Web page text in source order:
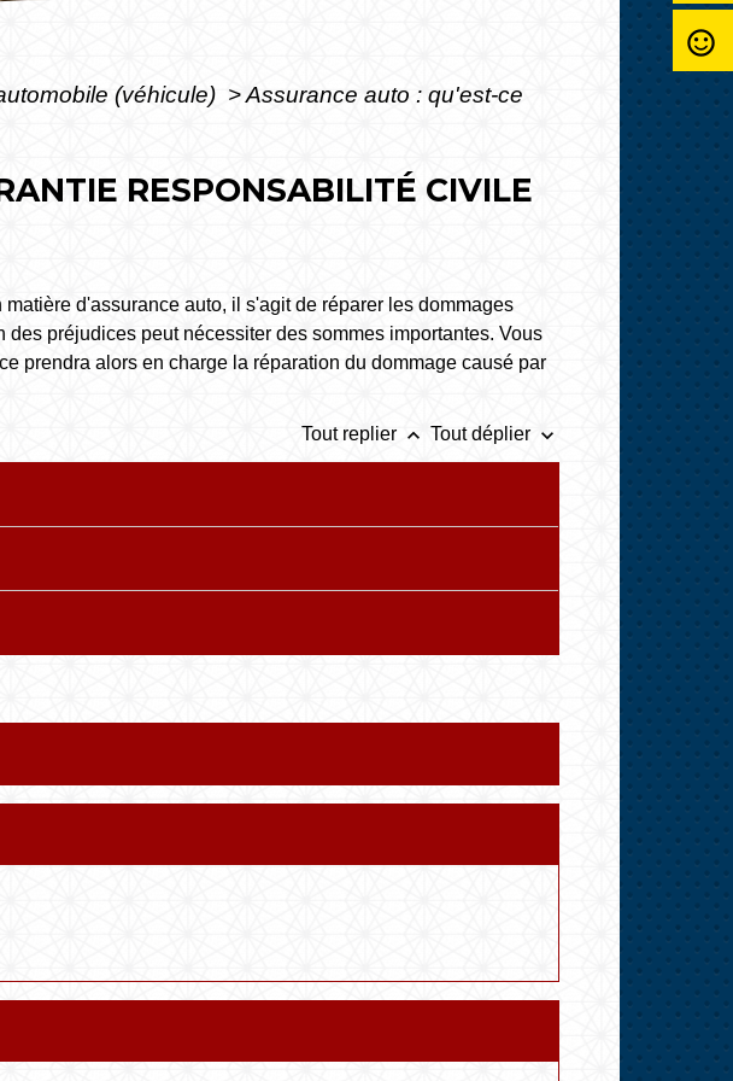
(véhicule) >Assurance auto : qu'est-ce
RESPONSABILITÉ CIVILE
d'assurance auto, il s'agit de réparer les dommages
préjudices peut nécessiter des sommes importantes. Vous
prendra alors en charge la réparation du dommage causé par
Tout replier keyboard_arrow_up Tout déplier keyboard_arrow_down
sentiment_satisfied_alt